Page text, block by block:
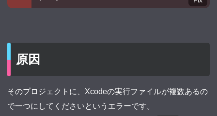
原因
そのプロジェクトに、Xcodeの実行ファイルが複数あるの
で一つにしてくださいというエラーです。